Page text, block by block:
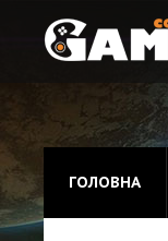
Головна
Новини
Відео
ГОЛОВНА